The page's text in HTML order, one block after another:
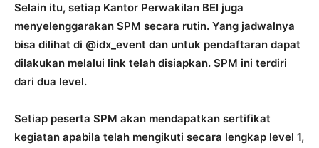
Selain itu, setiap Kantor Perwakilan BEI juga
menyelenggarakan SPM secara rutin. Yang jadwalnya
bisa dilihat di @idx_event dan untuk pendaftaran dapat
dilakukan melalui link telah disiapkan. SPM ini terdiri
dari dua level.
Setiap peserta SPM akan mendapatkan sertifikat
kegiatan apabila telah mengikuti secara lengkap level 1,